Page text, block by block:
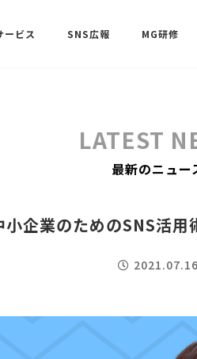
ービス SNS広報 MG研修
LATEST
最新のニュー
小企業のためのSNS活用
2021.07.16